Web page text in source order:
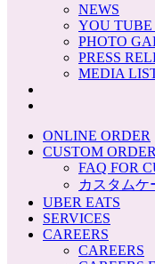
NEWS
YOU
PHOTO
PRESS
MEDIA
ONLINE ORDER
CUSTOM ORDER
FAQ FOR
カスタムケ
UBER EATS
SERVICES
CAREERS
CAREERS